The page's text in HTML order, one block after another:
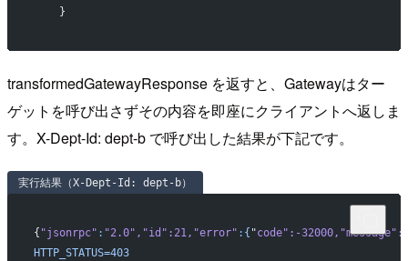
    }
transformedGatewayResponse を返すと、Gatewayはター
ゲットを呼び出さずその内容を即座にクライアントへ返しま
す。X-Dept-Id: dept-b で呼び出した結果が下記です。
実行結果（X-Dept-Id: dept-b）
{ "jsonrpc" : "2.0" , "id" :21, "error" : { "code":-32000,"message
HTTP_STATUS=403